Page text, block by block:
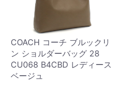
COACH コーチ ブルックリ
ン ショルダーバッグ 28
CU068 B4CBD レディース
ベージュ